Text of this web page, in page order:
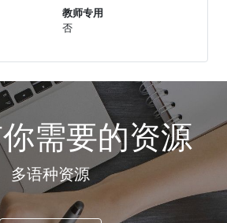
教师专用
否
需要的资源
多语种资源